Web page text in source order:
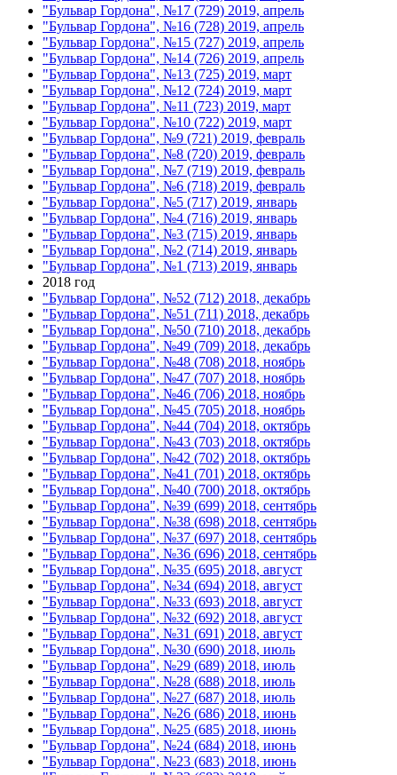
"Бульвар Гордона", №17 (729) 2019, апрель
"Бульвар Гордона", №16 (728) 2019, апрель
"Бульвар Гордона", №15 (727) 2019, апрель
"Бульвар Гордона", №14 (726) 2019, апрель
"Бульвар Гордона", №13 (725) 2019, март
"Бульвар Гордона", №12 (724) 2019, март
"Бульвар Гордона", №11 (723) 2019, март
"Бульвар Гордона", №10 (722) 2019, март
"Бульвар Гордона", №9 (721) 2019, февраль
"Бульвар Гордона", №8 (720) 2019, февраль
"Бульвар Гордона", №7 (719) 2019, февраль
"Бульвар Гордона", №6 (718) 2019, февраль
"Бульвар Гордона", №5 (717) 2019, январь
"Бульвар Гордона", №4 (716) 2019, январь
"Бульвар Гордона", №3 (715) 2019, январь
"Бульвар Гордона", №2 (714) 2019, январь
"Бульвар Гордона", №1 (713) 2019, январь
2018 год
"Бульвар Гордона", №52 (712) 2018, декабрь
"Бульвар Гордона", №51 (711) 2018, декабрь
"Бульвар Гордона", №50 (710) 2018, декабрь
"Бульвар Гордона", №49 (709) 2018, декабрь
"Бульвар Гордона", №48 (708) 2018, ноябрь
"Бульвар Гордона", №47 (707) 2018, ноябрь
"Бульвар Гордона", №46 (706) 2018, ноябрь
"Бульвар Гордона", №45 (705) 2018, ноябрь
"Бульвар Гордона", №44 (704) 2018, октябрь
"Бульвар Гордона", №43 (703) 2018, октябрь
"Бульвар Гордона", №42 (702) 2018, октябрь
"Бульвар Гордона", №41 (701) 2018, октябрь
"Бульвар Гордона", №40 (700) 2018, октябрь
"Бульвар Гордона", №39 (699) 2018, сентябрь
"Бульвар Гордона", №38 (698) 2018, сентябрь
"Бульвар Гордона", №37 (697) 2018, сентябрь
"Бульвар Гордона", №36 (696) 2018, сентябрь
"Бульвар Гордона", №35 (695) 2018, август
"Бульвар Гордона", №34 (694) 2018, август
"Бульвар Гордона", №33 (693) 2018, август
"Бульвар Гордона", №32 (692) 2018, август
"Бульвар Гордона", №31 (691) 2018, август
"Бульвар Гордона", №30 (690) 2018, июль
"Бульвар Гордона", №29 (689) 2018, июль
"Бульвар Гордона", №28 (688) 2018, июль
"Бульвар Гордона", №27 (687) 2018, июль
"Бульвар Гордона", №26 (686) 2018, июнь
"Бульвар Гордона", №25 (685) 2018, июнь
"Бульвар Гордона", №24 (684) 2018, июнь
"Бульвар Гордона", №23 (683) 2018, июнь